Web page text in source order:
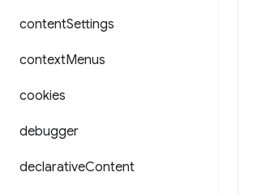
contentSettings
contextMenus
cookies
debugger
declarativeContent